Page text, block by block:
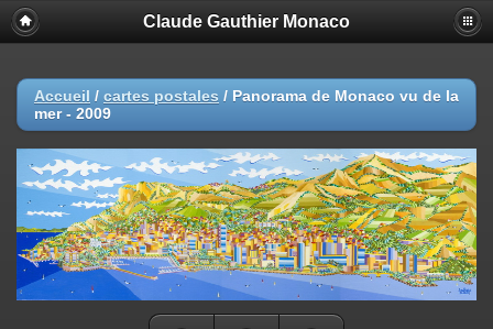
Claude Gauthier Monaco
Accueil / cartes postales / Panorama de Monaco vu de la
mer - 2009